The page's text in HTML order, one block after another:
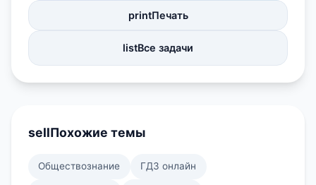
printПечать
listВсе задачи
sellПохожие темы
Обществознание ГДЗ онлайн